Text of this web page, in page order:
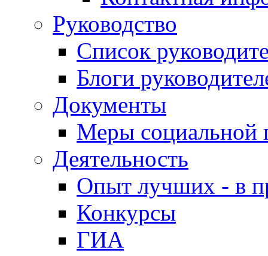
Руководство
Список
Блоги
Документы
Меры социальной
Деятельность
Опыт лучших - в
Конкурсы
ГИА